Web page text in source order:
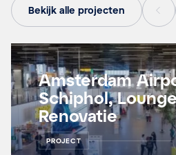
Bekijk alle projecten
Amsterdam
Schiphol,
Renovatie
PROJECT